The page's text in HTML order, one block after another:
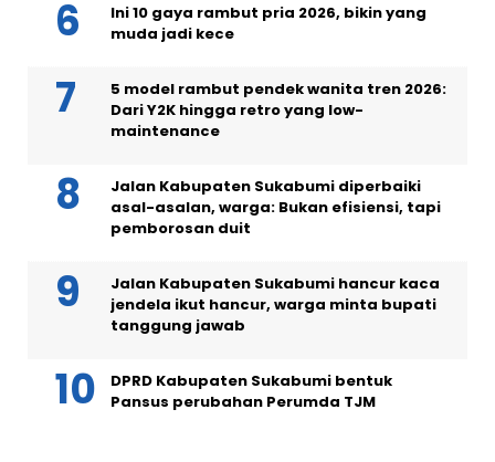
Ini 10 gaya rambut pria 2026, bikin yang
muda jadi kece
5 model rambut pendek wanita tren 2026:
Dari Y2K hingga retro yang low-
maintenance
Jalan Kabupaten Sukabumi diperbaiki
asal-asalan, warga: Bukan efisiensi, tapi
pemborosan duit
Jalan Kabupaten Sukabumi hancur kaca
jendela ikut hancur, warga minta bupati
tanggung jawab
DPRD Kabupaten Sukabumi bentuk
Pansus perubahan Perumda TJM